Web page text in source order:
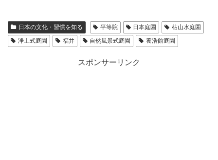
日本の文化・習慣を知る 平等院 日本庭園
枯山水庭園
浄土式庭園
福井 自然風景式庭園 養浩館庭園
スポンサーリンク